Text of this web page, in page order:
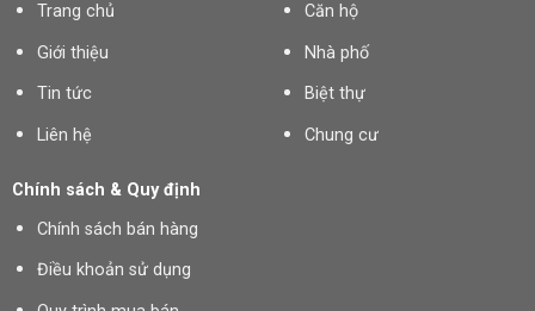
Trang chủ
Giới thiệu
Tin tức
Liên hệ
Căn hộ
Nhà phố
Biệt thự
Chung cư
Chính sách & Quy định
Chính sách bán hàng
Điều khoản sử dụng